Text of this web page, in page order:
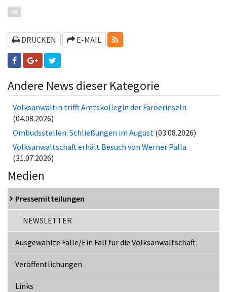
VA
DRUCKEN E-MAIL RSS-FEEDS
Andere News dieser Kategorie
Volksanwältin trifft Amtskollegin der Fä­rö­er­in­seln
(04.08.2026)
Ombudsstellen: Schließungen im August (03.08.2026)
Volksanwaltschaft erhält Besuch von Werner Palla
(31.07.2026)
Medien
Pressemitteilungen
NEWSLETTER
Ausgewählte Fälle/Ein Fall für die Volksanwaltschaft
Veröffentlichungen
Links